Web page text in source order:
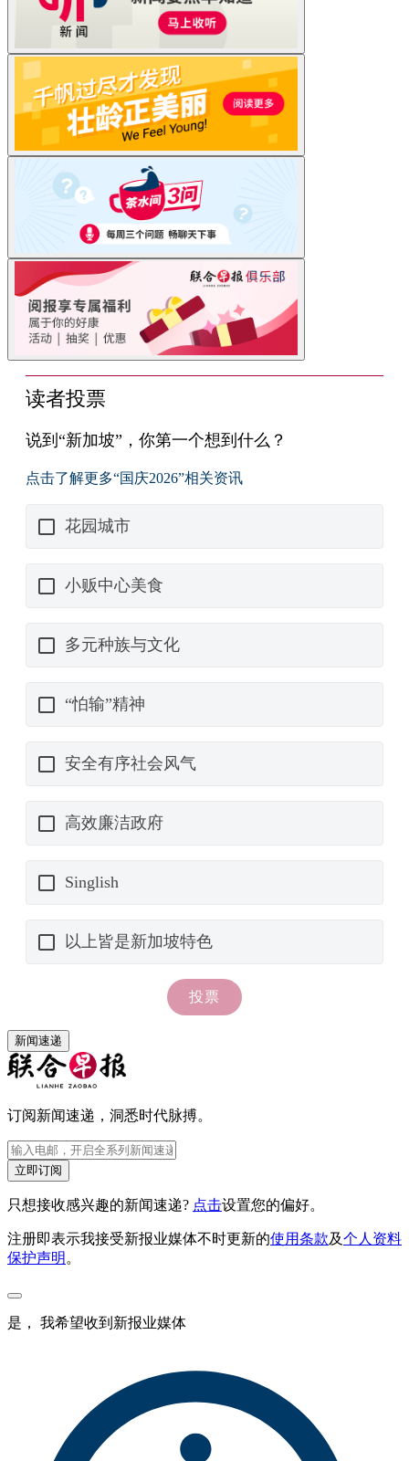
新闻速递
订阅新闻速递，洞悉时代脉搏。
立即订阅
只想接收感兴趣的新闻速递? 点击设置您的偏好。
注册即表示我接受新报业媒体不时更新的使用条款及个人资料
保护声明。
是， 我希望收到新报业媒体